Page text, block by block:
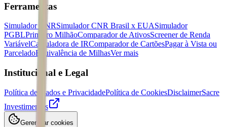
Ferramentas
Simulador CNRSimulador CNR Brasil x EUASimulador
PGBLPrimeiro MilhãoComparador de AtivosScreener de Renda
VariávelCalculadora de IRComparador de CartõesPagar à Vista ou
ParceladoEquivalência de MilhasVer mais
Institucional e Legal
Política de Dados e PrivacidadePolítica de CookiesDisclaimerSacre
Investimentos
Gerenciar cookies